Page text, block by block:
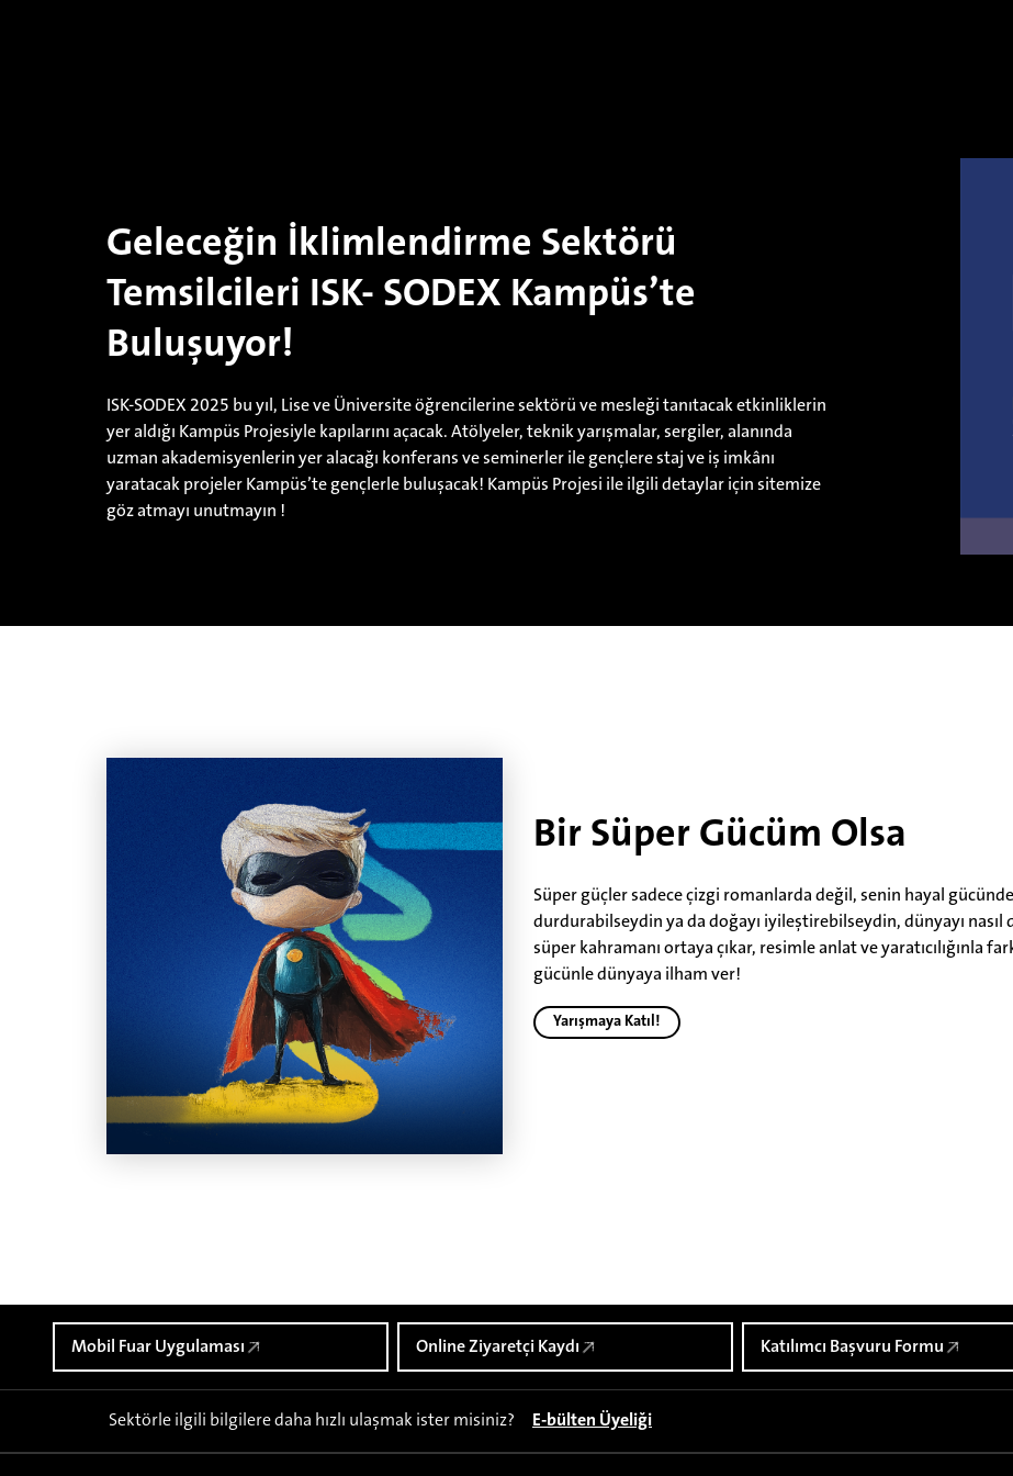
Geleceğin İklimlendirme Sektörü
Temsilcileri ISK- SODEX Kampüs’te
Buluşuyor!
ISK-SODEX 2025 bu yıl, Lise ve Üniversite öğrencilerine sektörü ve mesleği tanıtacak etkinliklerin
yer aldığı Kampüs Projesiyle kapılarını açacak. Atölyeler, teknik yarışmalar, sergiler, alanında
uzman akademisyenlerin yer alacağı konferans ve seminerler ile gençlere staj ve iş imkânı
yaratacak projeler Kampüs’te gençlerle buluşacak! Kampüs Projesi ile ilgili detaylar için sitemize
göz atmayı unutmayın !
Bir Süper Gücüm Olsa
Süper güçler sadece çizgi romanlarda değil, senin hayal
durdurabilseydin ya da doğayı iyileştirebilseydin, dünyayı
süper kahramanı ortaya çıkar, resimle anlat ve yaratıcılığınla
gücünle dünyaya ilham ver!
Yarışmaya Katıl!
Mobil Fuar Uygulaması Online Ziyaretçi Kaydı Katılımcı Başvuru Formu
Sektörle ilgili bilgilere daha hızlı ulaşmak ister misiniz? E-bülten Üyeliği